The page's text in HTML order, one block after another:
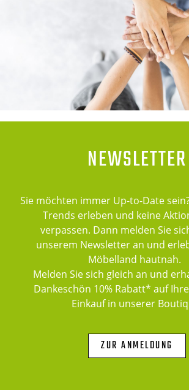
NEWSLETTER
Sie möchten immer Up-to-Date
Trends erleben und keine
verpassen. Dann melden Sie
unserem Newsletter an und
Möbelland hautnah.
Melden Sie sich gleich an und
Dankeschön 10% Rabatt* auf
Einkauf in unserer
ZUR ANMELDUNG